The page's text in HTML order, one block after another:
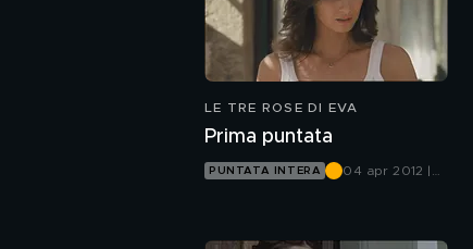
LE TRE ROSE DI EVA
Prima puntata
PUNTATA INTERA
04 apr 2012 |